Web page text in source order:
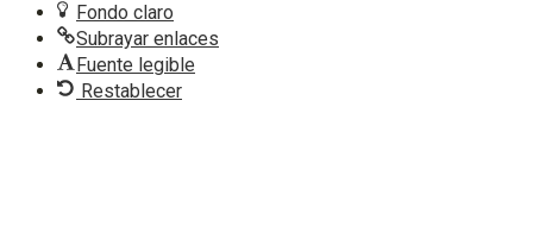
Fondo claro
Subrayar enlaces
Fuente legible
Restablecer